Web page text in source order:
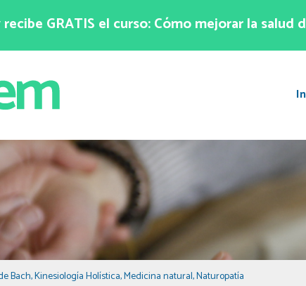
GRATIS el curso: Cómo mejorar la
Bach,Kinesiología Holística,Medicina natural,Naturopatía